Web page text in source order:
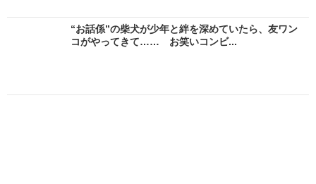
“お話係”の柴犬が少年と絆を深めていたら、友ワン
コがやってきて…… お笑いコンビ...